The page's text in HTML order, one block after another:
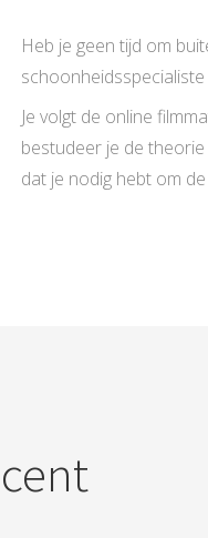
Heb je geen tijd om
Je volgt de online
bestudeer je de
dat je nodig hebt om